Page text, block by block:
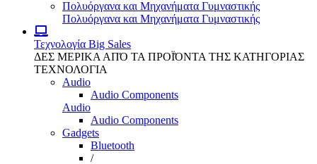
Πολυόργανα και Μηχανήματα Γυμναστικής
Πολυόργανα και Μηχανήματα Γυμναστικής
Τεχνολογία Big Sales
ΔΕΣ ΜΕΡΙΚΑ ΑΠΌ ΤΑ ΠΡΟΪΌΝΤΑ ΤΗΣ ΚΑΤΗΓΟΡΙΑΣ
ΤΕΧΝΟΛΟΓΙΑ
Audio
Audio Components
Audio
Audio Components
Gadgets
Bluetooth
/